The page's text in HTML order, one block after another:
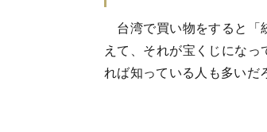
台湾で買い物をすると「
えて、それが宝くじにな
れば知っている人も多いだ